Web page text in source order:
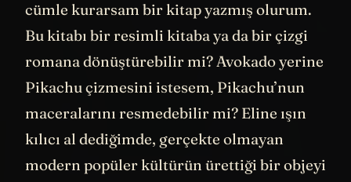
cümle kurarsam bir kitap yazmış olurum.
Bu kitabı bir resimli kitaba ya da bir çizgi
romana dönüştürebilir mi? Avokado yerine
Pikachu çizmesini istesem, Pikachu’nun
maceralarını resmedebilir mi? Eline ışın
kılıcı al dediğimde, gerçekte olmayan
modern popüler kültürün ürettiği bir objeyi